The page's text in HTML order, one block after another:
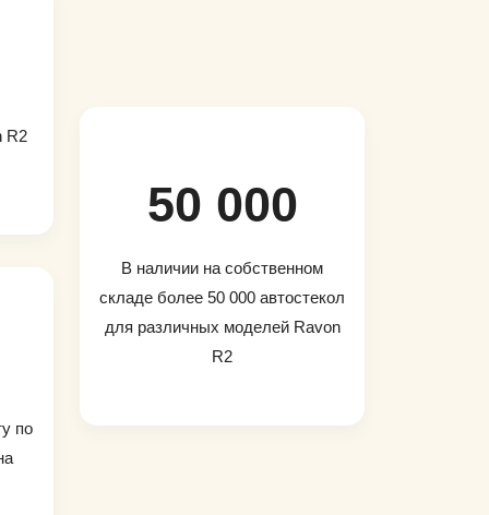
R2
по
50 000
В наличии на собственном
складе более 50 000 автостекол
для различных моделей Ravon
R2